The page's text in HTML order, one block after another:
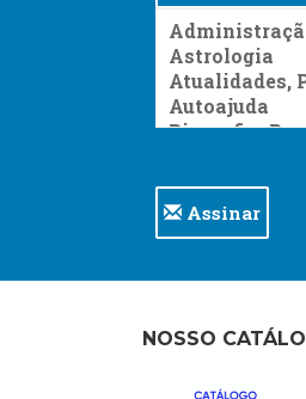
Assinar
NOSSO